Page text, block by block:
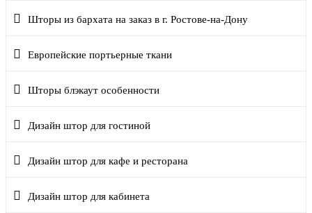
Шторы из бархата на заказ в г. Ростове-на-Дону
Европейские портьерные ткани
Шторы блэкаут особенности
Дизайн штор для гостиной
Дизайн штор для кафе и ресторана
Дизайн штор для кабинета